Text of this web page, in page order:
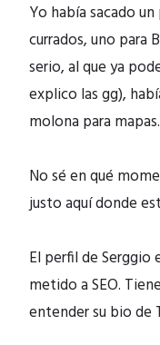
Yo había sacado
currados, uno para
serio, al que ya
explico las gg),
molona para mapas.
No sé en qué
justo aquí donde
El perfil de Serggio
metido a SEO.
entender su bio